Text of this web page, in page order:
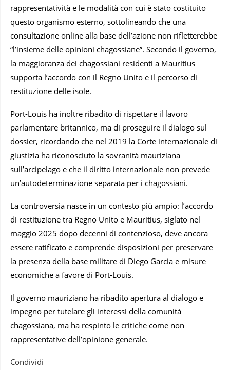
rappresentatività e le modalità con cui è stato costituito
questo organismo esterno, sottolineando che una
consultazione online alla base dell’azione non rifletterebbe
“l’insieme delle opinioni chagossiane”. Secondo il governo,
la maggioranza dei chagossiani residenti a Mauritius
supporta l’accordo con il Regno Unito e il percorso di
restituzione delle isole.
Port-Louis ha inoltre ribadito di rispettare il lavoro
parlamentare britannico, ma di proseguire il dialogo sul
dossier, ricordando che nel 2019 la Corte internazionale di
giustizia ha riconosciuto la sovranità mauriziana
sull’arcipelago e che il diritto internazionale non prevede
un’autodeterminazione separata per i chagossiani.
La controversia nasce in un contesto più ampio: l’accordo
di restituzione tra Regno Unito e Mauritius, siglato nel
maggio 2025 dopo decenni di contenzioso, deve ancora
essere ratificato e comprende disposizioni per preservare
la presenza della base militare di Diego Garcia e misure
economiche a favore di Port-Louis.
Il governo mauriziano ha ribadito apertura al dialogo e
impegno per tutelare gli interessi della comunità
chagossiana, ma ha respinto le critiche come non
rappresentative dell’opinione generale.
Condividi